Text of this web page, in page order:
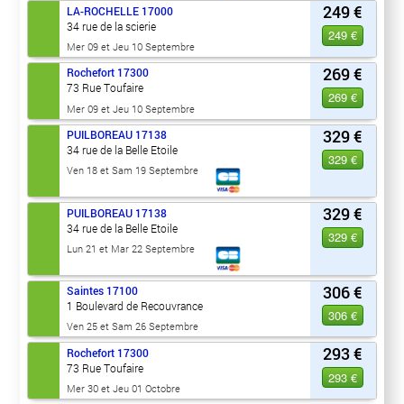
249 €
249 €
LA-ROCHELLE 17000
34 rue de la scierie
Mer 09 et Jeu 10 Septembre
269 €
269 €
Rochefort 17300
73 Rue Toufaire
Mer 09 et Jeu 10 Septembre
329 €
329 €
PUILBOREAU 17138
34 rue de la Belle Etoile
Ven 18 et Sam 19 Septembre
329 €
329 €
PUILBOREAU 17138
34 rue de la Belle Etoile
Lun 21 et Mar 22 Septembre
306 €
306 €
Saintes 17100
1 Boulevard de Recouvrance
Ven 25 et Sam 26 Septembre
293 €
293 €
Rochefort 17300
73 Rue Toufaire
Mer 30 et Jeu 01 Octobre